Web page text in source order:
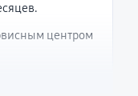
центром